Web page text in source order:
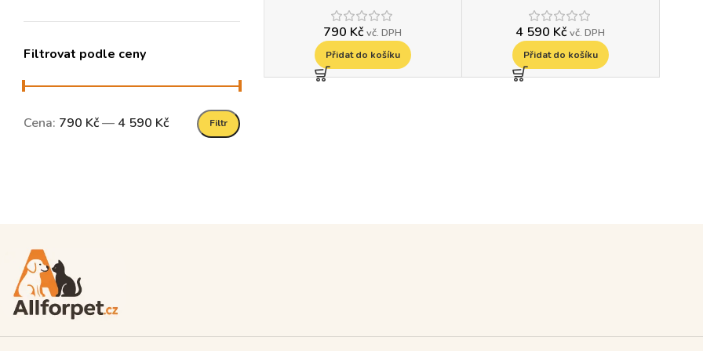
Filtrovat podle ceny
Filtr
Cena: 790 Kč— 4 590 Kč
790 Kč vč. DPH
Přidat do košíku
4 590 Kč vč. DPH
Přidat do košíku